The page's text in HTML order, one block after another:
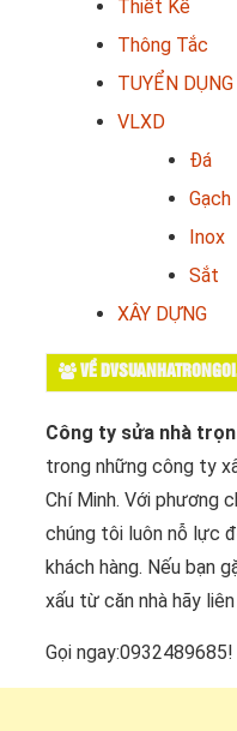
Thiết Kế
Thông Tắc
TUYỂN DỤNG
VLXD
Đá
Gạch
Inox
Sắt
XÂY DỰNG
VỀ
Công ty sửa nhà
trong những công ty
Chí Minh. Với phương
chúng tôi luôn nỗ lực
khách hàng. Nếu bạn
xấu từ căn nhà hãy
Gọi ngay:0932489685!